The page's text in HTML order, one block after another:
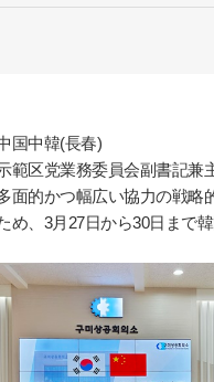
国中韓(長春)
範区党業務委員会副書記兼
面的かつ幅広い協力の戦略
め、 3月 27日から30日まで韓